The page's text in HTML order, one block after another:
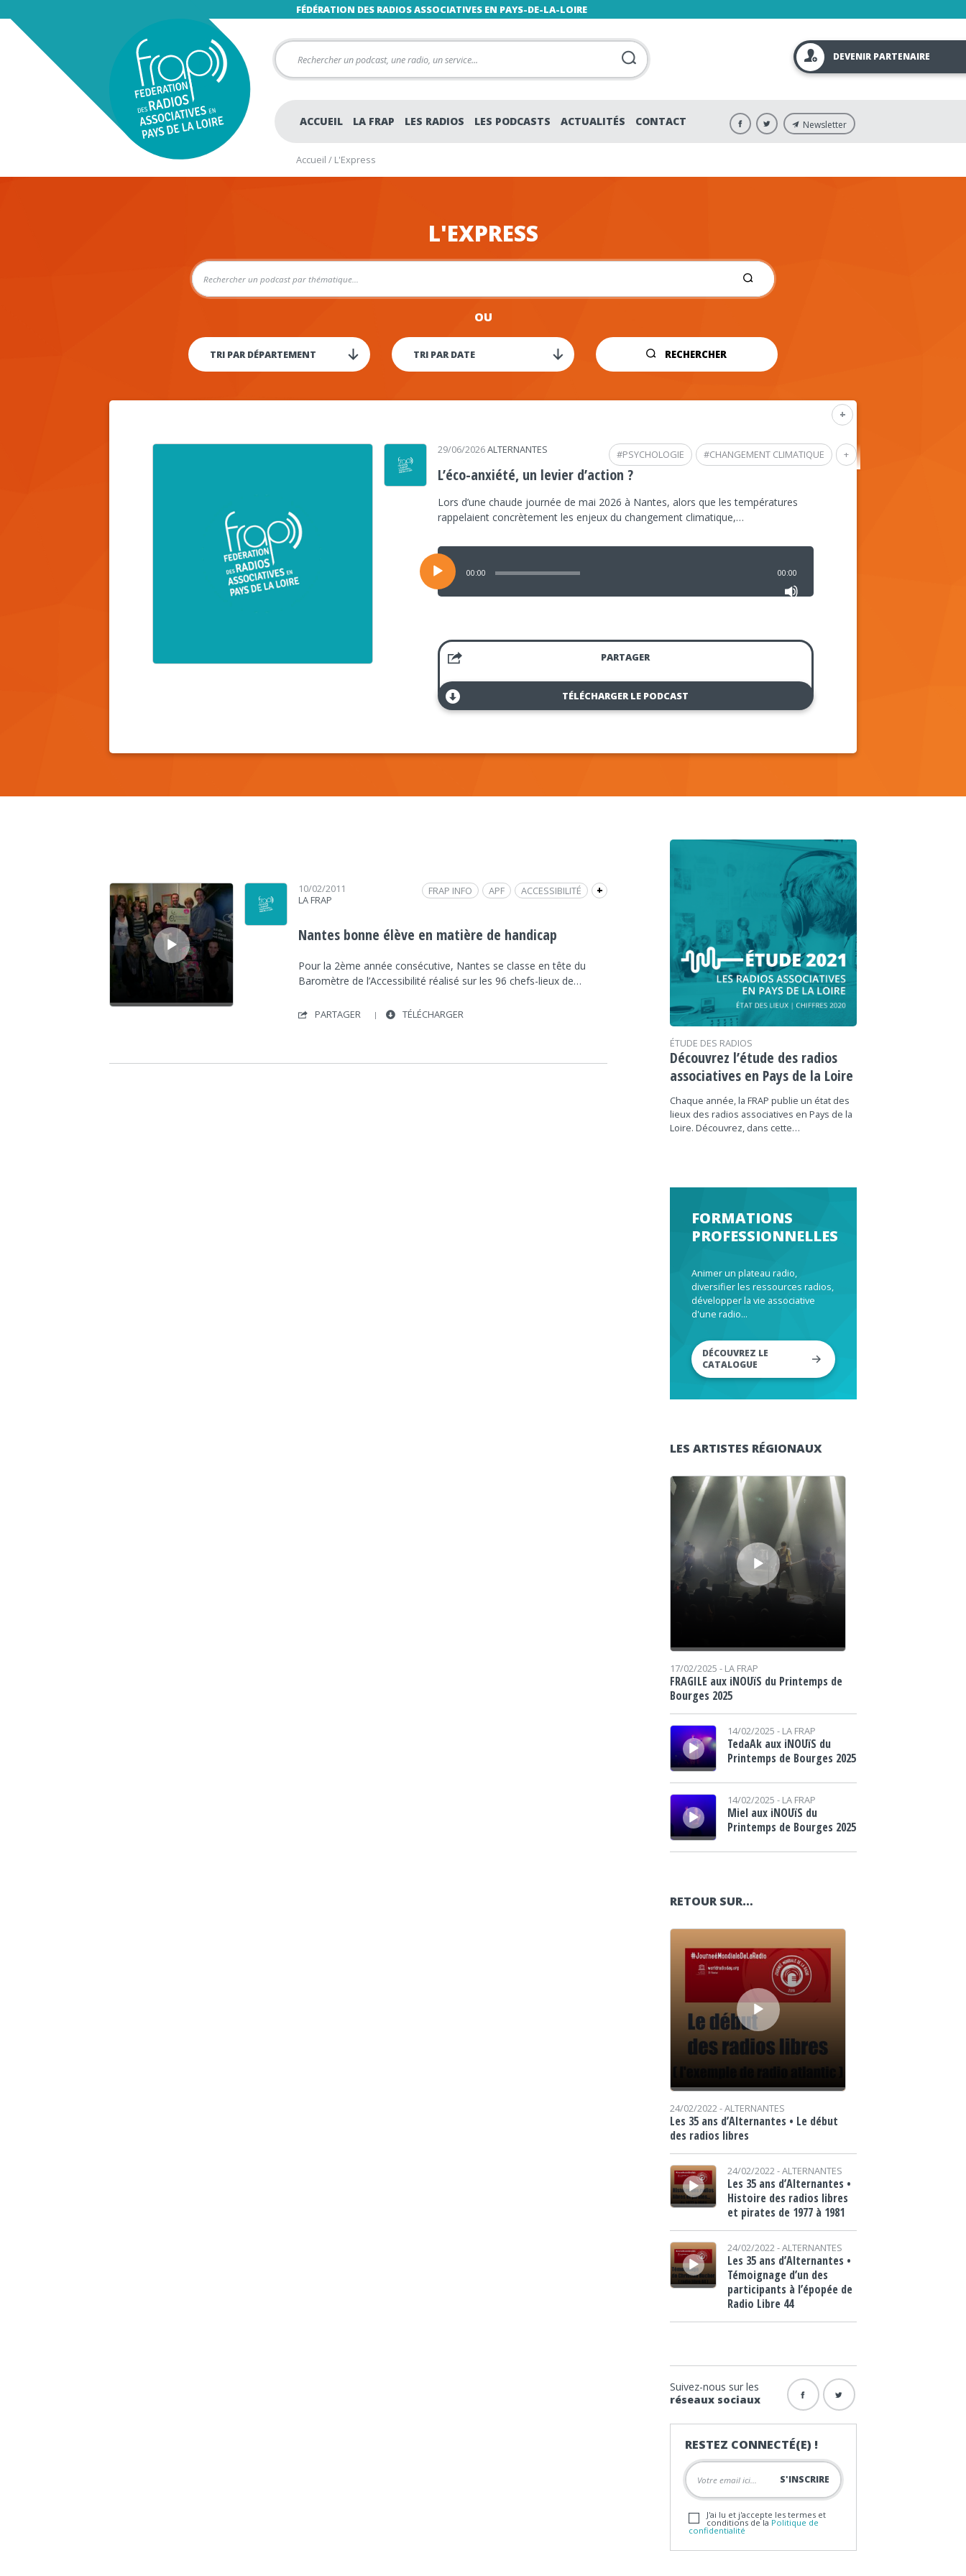
FÉDÉRATION DES RADIOS ASSOCIATIVES EN PAYS-DE-LA-LOIRE
DEVENIR PARTENAIRE
ACCUEIL LA FRAP LES RADIOS LES PODCASTS ACTUALITÉS CONTACT Newsletter
Accueil / L'Express
L'EXPRESS
OU
RECHERCHER
+
+
#CHANGEMENT CLIMATIQUE
#PSYCHOLOGIE
29/06/2026ALTERNANTES
L’éco-anxiété, un levier d’action ?
Lors d’une chaude journée de mai 2026 à Nantes, alors que les températures
rappelaient concrètement les enjeux du changement climatique,…
Lecteur
audio
00:00 00:00
PARTAGER
TÉLÉCHARGER LE PODCAST
Lecteur audio
10/02/2011
LA FRAP
+
ACCESSIBILITÉ
APF
FRAP INFO
SOCIÉTÉ
SOCIÉTÉ
SUN
Nantes bonne élève en matière de handicap
Pour la 2ème année consécutive, Nantes se classe en tête du
Baromètre de l’Accessibilité réalisé sur les 96 chefs-lieux de…
PARTAGER TÉLÉCHARGER
ÉTUDE DES RADIOS
Découvrez l’étude des radios
associatives en Pays de la Loire
Chaque année, la FRAP publie un état des
lieux des radios associatives en Pays de la
Loire. Découvrez, dans cette…
FORMATIONS
PROFESSIONNELLES
Animer un plateau radio,
diversifier les ressources radios,
développer la vie associative
d'une radio...
DÉCOUVREZ LE
CATALOGUE
LES ARTISTES RÉGIONAUX
Lecteur audio
17/02/2025 - LA FRAP
FRAGILE aux iNOUïS du Printemps de
Bourges 2025
Lecteur audio
14/02/2025 - LA FRAP
TedaAk aux iNOUïS du
Printemps de Bourges 2025
Lecteur audio 14/02/2025 - LA FRAP
Miel aux iNOUïS du
Printemps de Bourges 2025
RETOUR SUR…
Lecteur audio
24/02/2022 -ALTERNANTES
Les 35 ans d’Alternantes • Le début
des radios libres
Lecteur audio
24/02/2022 -ALTERNANTES
Les 35 ans d’Alternantes •
Histoire des radios libres
et pirates de 1977 à 1981
Lecteur audio
24/02/2022 -ALTERNANTES
Les 35 ans d’Alternantes •
Témoignage d’un des
participants à l’épopée de
Radio Libre 44
Suivez-nous sur les
réseaux sociaux
RESTEZ CONNECTÉ(E) !
J'ai lu et j'accepte les termes et
conditions de la Politique de
confidentialité